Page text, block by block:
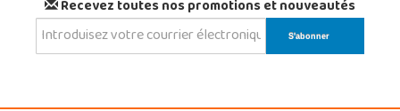
Recevez toutes nos promotions et nouveautés